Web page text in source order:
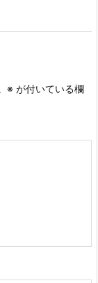
※ が付いている欄